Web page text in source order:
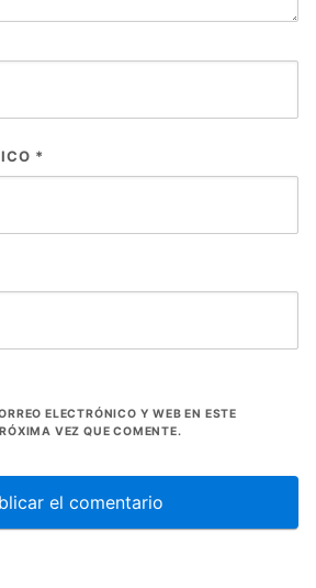
*
ELECTRÓNICO Y WEB EN ESTE
VEZ QUE COMENTE.